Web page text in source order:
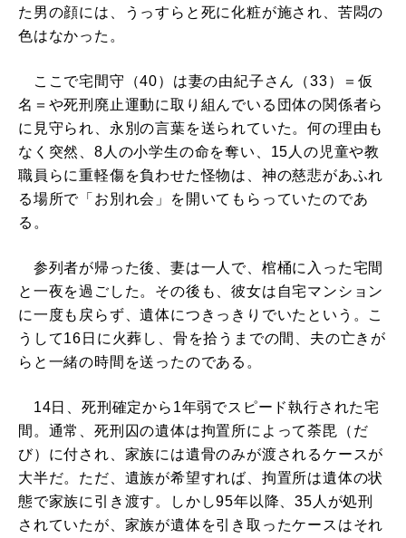
た男の顔には、うっすらと死に化粧が施され、苦悶の
色はなかった。
ここで宅間守（40）は妻の由紀子さん（33）＝仮
名＝や死刑廃止運動に取り組んでいる団体の関係者ら
に見守られ、永別の言葉を送られていた。何の理由も
なく突然、8人の小学生の命を奪い、15人の児童や教
職員らに重軽傷を負わせた怪物は、神の慈悲があふれ
る場所で「お別れ会」を開いてもらっていたのであ
る。
参列者が帰った後、妻は一人で、棺桶に入った宅間
と一夜を過ごした。その後も、彼女は自宅マンション
に一度も戻らず、遺体につきっきりでいたという。こ
うして16日に火葬し、骨を拾うまでの間、夫の亡きが
らと一緒の時間を送ったのである。
14日、死刑確定から1年弱でスピード執行された宅
間。通常、死刑囚の遺体は拘置所によって荼毘（だ
び）に付され、家族には遺骨のみが渡されるケースが
大半だ。ただ、遺族が希望すれば、拘置所は遺体の状
態で家族に引き渡す。しかし95年以降、35人が処刑
されていたが、家族が遺体を引き取ったケースはそれ